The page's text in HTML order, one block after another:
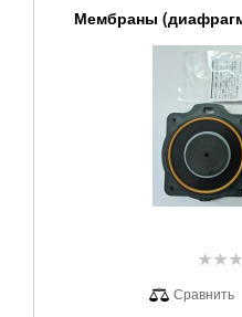
Мембраны
Сравнить